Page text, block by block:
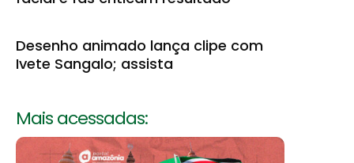
Desenho animado lança clipe com
Ivete Sangalo; assista
Mais acessadas: